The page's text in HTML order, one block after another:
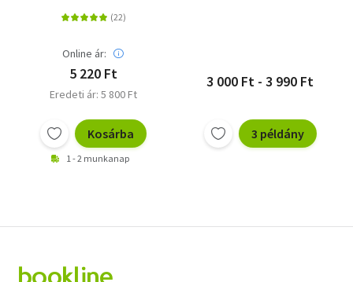
Online ár:
5 220 Ft
Eredeti ár: 5 800 Ft
Kosárba
1 - 2 munkanap
3 000 Ft - 3 990 Ft
3 példány